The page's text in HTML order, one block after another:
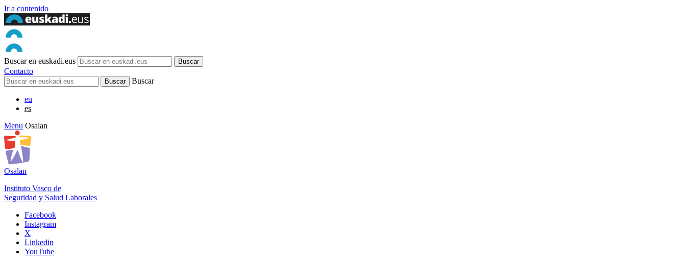
Ir a contenido
Buscar en euskadi.eus
Contacto
Buscar
eu
es
Menu Osalan
Osalan
Instituto Vasco de
Seguridad y Salud Laborales
Facebook
Instagram
X
Linkedin
YouTube